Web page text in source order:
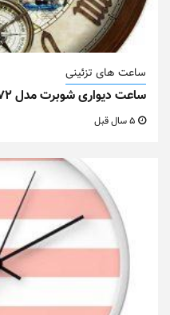
ساعت های تزئینی
ساعت دیواری شوبرت مدل ۶۷۷۲